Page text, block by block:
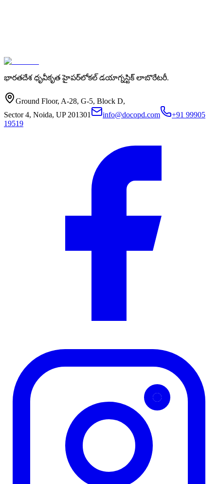
భారతదేశ ధృవీకృత హైపర్‌లోకల్ డయాగ్నస్టిక్ లాబొరేటరీ.
Ground Floor, A-28, G-5, Block D,
Sector 4, Noida, UP 201301
info@docopd.com
+91 99905
19519